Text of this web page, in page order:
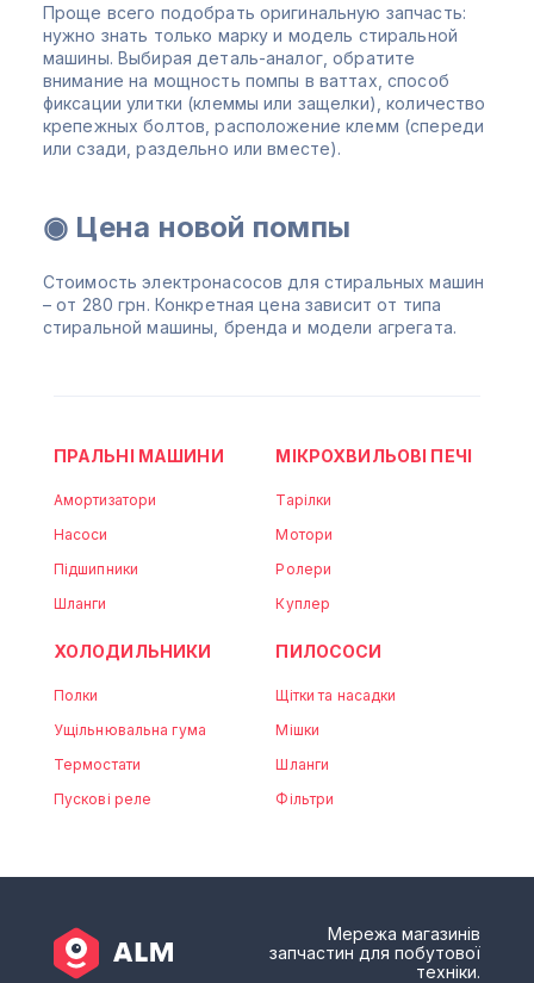
Проще всего подобрать оригинальную запчасть:
нужно знать только марку и модель стиральной
машины. Выбирая деталь-аналог, обратите
внимание на мощность помпы в ваттах, способ
фиксации улитки (клеммы или защелки), количество
крепежных болтов, расположение клемм (спереди
или сзади, раздельно или вместе).
◉ Цена новой помпы
Стоимость электронасосов для стиральных машин
– от 280 грн. Конкретная цена зависит от типа
стиральной машины, бренда и модели агрегата.
ПРАЛЬНІ МАШИНИ
Амортизатори
Насоси
Підшипники
Шланги
МІКРОХВИЛЬОВІ ПЕЧІ
Тарілки
Мотори
Ролери
Куплер
ХОЛОДИЛЬНИКИ
Полки
Ущільнювальна гума
Термостати
Пускові реле
ПИЛОСОСИ
Щітки та насадки
Мішки
Шланги
Фільтри
Мережа магазинів
запчастин для побутової
техніки.